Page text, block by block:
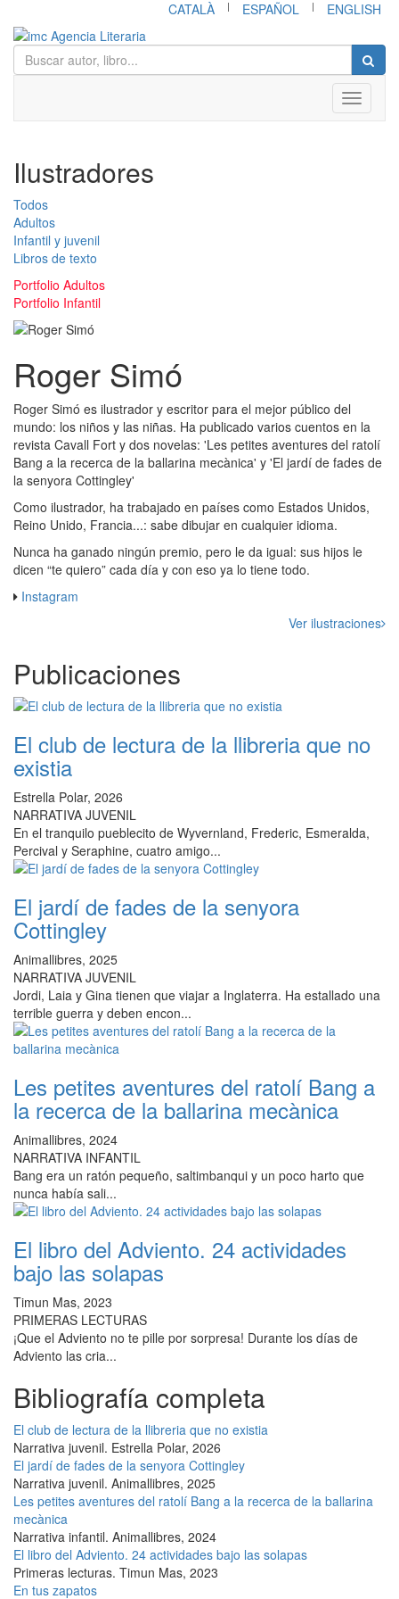
CATALÀ | ESPAÑOL | ENGLISH
Toggle
Ilustradores
Todos
Adultos
Infantil y juvenil
Libros de texto
Portfolio Adultos
Portfolio Infantil
Roger Simó
Roger Simó es ilustrador y escritor para el mejor público del
mundo: los niños y las niñas. Ha publicado varios cuentos en la
revista Cavall Fort y dos novelas: 'Les petites aventures del ratolí
Bang a la recerca de la ballarina mecànica' y 'El jardí de fades de
la senyora Cottingley'
Como ilustrador, ha trabajado en países como Estados Unidos,
Reino Unido, Francia...: sabe dibujar en cualquier idioma.
Nunca ha ganado ningún premio, pero le da igual: sus hijos le
dicen “te quiero” cada día y con eso ya lo tiene todo.
Instagram
Ver ilustraciones
Publicaciones
El club de lectura de la llibreria que no
existia
Estrella Polar, 2026
NARRATIVA JUVENIL
En el tranquilo pueblecito de Wyvernland, Frederic, Esmeralda,
Percival y Seraphine, cuatro amigo...
El jardí de fades de la senyora
Cottingley
Animallibres, 2025
NARRATIVA JUVENIL
Jordi, Laia y Gina tienen que viajar a Inglaterra. Ha estallado una
terrible guerra y deben encon...
Les petites aventures del ratolí Bang a
la recerca de la ballarina mecànica
Animallibres, 2024
NARRATIVA INFANTIL
Bang era un ratón pequeño, saltimbanqui y un poco harto que
nunca había sali...
El libro del Adviento. 24 actividades
bajo las solapas
Timun Mas, 2023
PRIMERAS LECTURAS
¡Que el Adviento no te pille por sorpresa! Durante los días de
Adviento las cria...
Bibliografía completa
El club de lectura de la llibreria que no existia
Narrativa juvenil. Estrella Polar, 2026
El jardí de fades de la senyora Cottingley
Narrativa juvenil. Animallibres, 2025
Les petites aventures del ratolí Bang a la recerca de la ballarina
mecànica
Narrativa infantil. Animallibres, 2024
El libro del Adviento. 24 actividades bajo las solapas
Primeras lecturas. Timun Mas, 2023
En tus zapatos